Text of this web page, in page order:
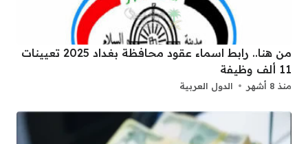
من هنا.. رابط اسماء عقود محافظة بغداد 2025 تعيينات
11 ألف وظيفة
منذ 8 أشهر الدول العربية